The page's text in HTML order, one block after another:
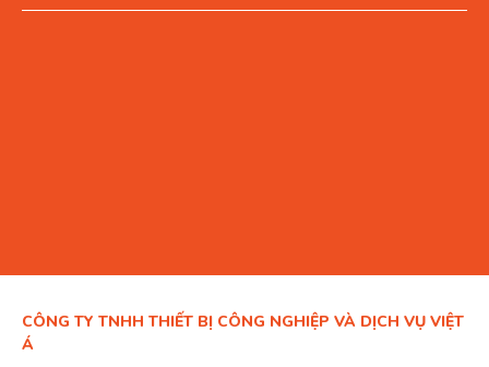
CÔNG TY TNHH THIẾT BỊ CÔNG NGHIỆP VÀ DỊCH VỤ VIỆT
Á